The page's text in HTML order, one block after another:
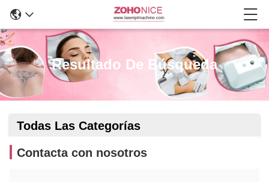
Resultado De Búsqueda
Todas Las Categorías
Contacta con nosotros